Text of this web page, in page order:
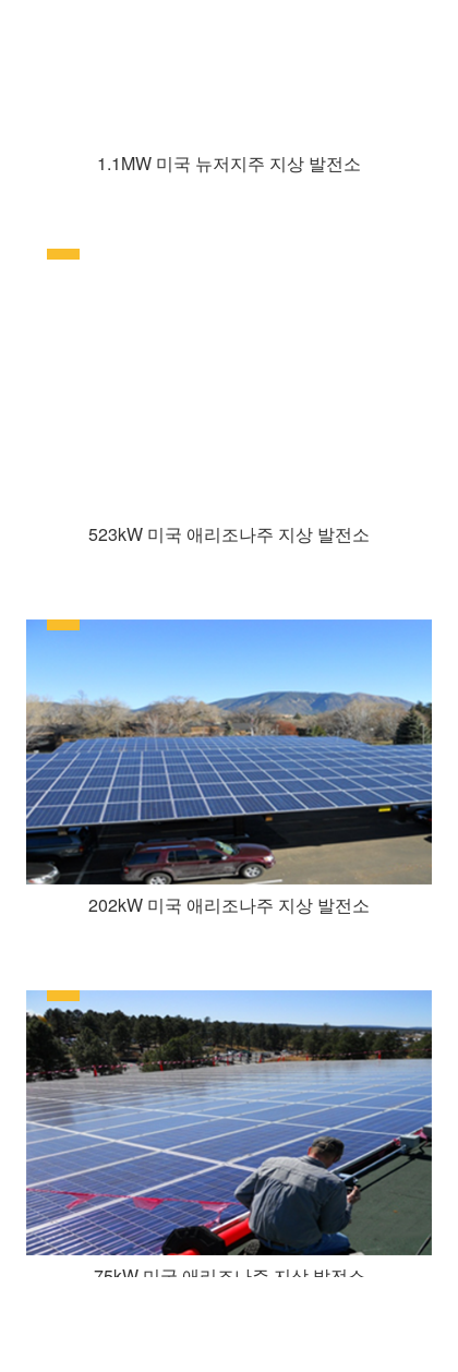
1.1MW 미국 뉴저지주 지상 발전소
523kW 미국 애리조나주 지상 발전소
202kW 미국 애리조나주 지상 발전소
75kW 미국 애리조나주 지상 발전소